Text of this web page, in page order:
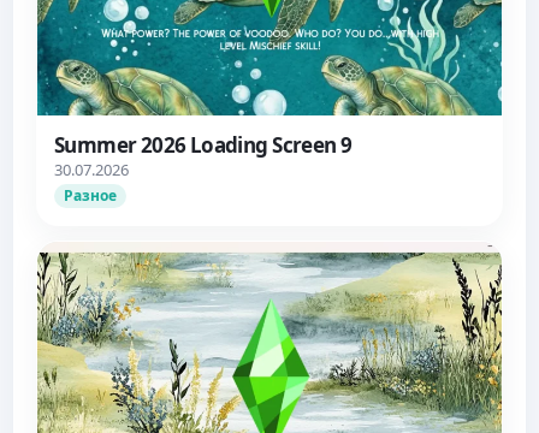
Summer 2026 Loading Screen 9
30.07.2026
Разное